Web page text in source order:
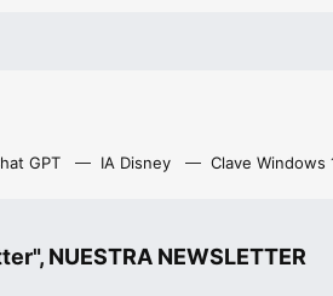
GPT IA Disney Clave Windows
NUESTRA NEWSLETTER